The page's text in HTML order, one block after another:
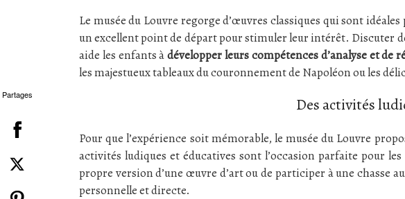
Le musée du Louvre regorge d’œuvres classiques qui sont
un excellent point de départ pour stimuler leur intérêt. Discuter
aide les enfants àdévelopper leurs compétences d’analyse et de
les majestueux tableaux du couronnement de Napoléon ou les
Des activités
Pour que l’expérience soit mémorable, le musée du Louvre
activités ludiques et éducatives sont l’occasion parfaite pour
propre version d’une œuvre d’art ou de participer à une chasse
personnelle et directe.
Partages